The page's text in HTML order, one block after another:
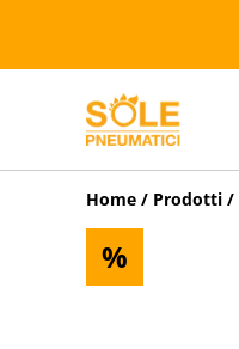
Home / Prodotti /
%